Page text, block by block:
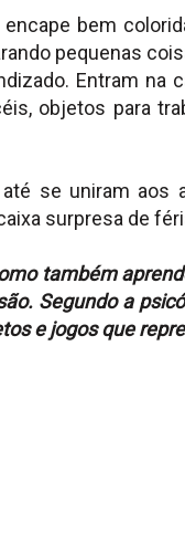
bem
pequenas
Entram na
objetos para
se uniram aos
surpresa de
também
Segundo a
e jogos que